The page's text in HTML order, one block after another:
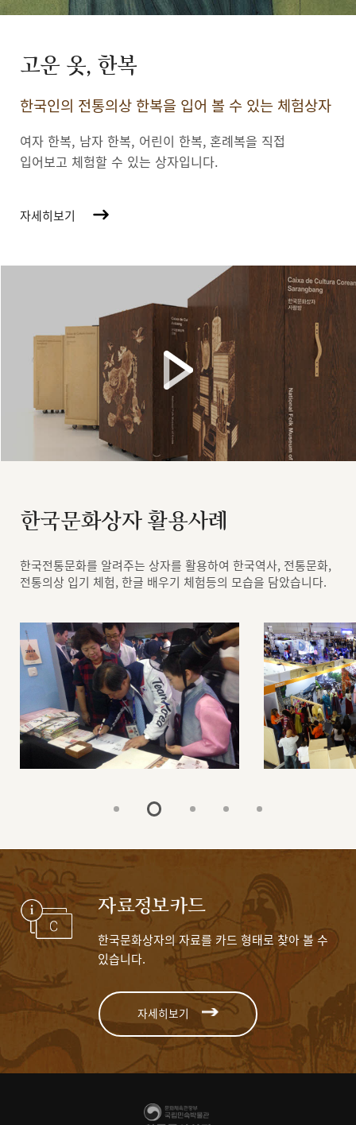
고운 옷, 한복
한국인의 전통의상 한복을 입어 볼 수 있는 체험상자
여자 한복, 남자 한복, 어린이 한복, 혼례복을 직접
입어보고 체험할 수 있는 상자입니다.
자세히보기
한국문화상자 활용사례
한국전통문화를 알려주는 상자를 활용하여 한국역사, 전통문화,
전통의상 입기 체험, 한글 배우기 체험등의 모습을 담았습니다.
자료정보카드
한국문화상자의 자료를 카드 형태로 찾아 볼 수
있습니다.
자세히보기